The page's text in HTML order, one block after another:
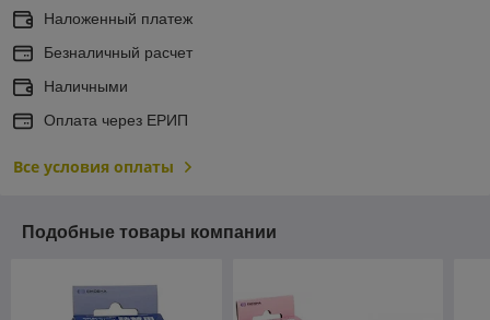
Наложенный платеж
Безналичный расчет
Наличными
Оплата через ЕРИП
Все условия оплаты
Подобные товары компании